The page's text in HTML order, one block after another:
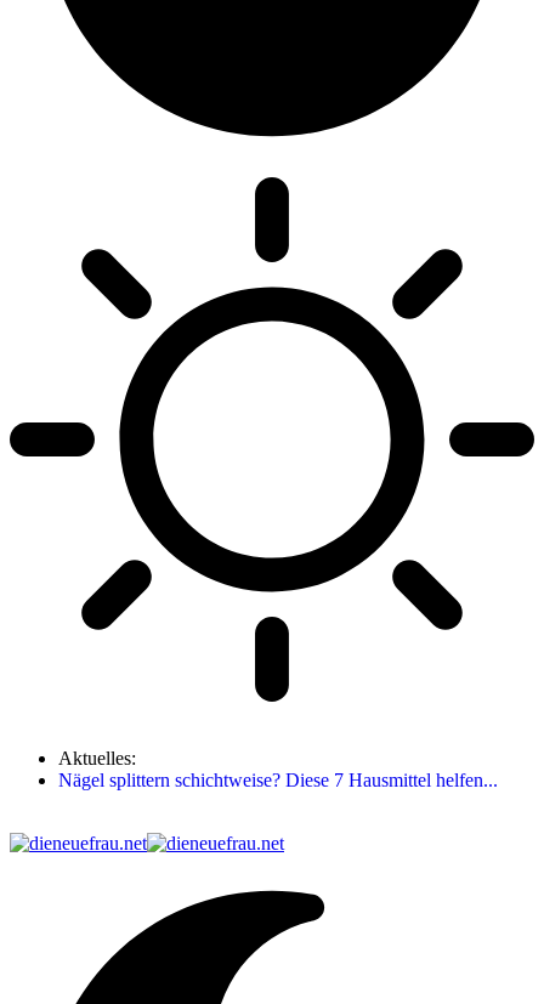
Aktuelles:
Nägel splittern schichtweise? Diese 7 Hausmittel helfen...